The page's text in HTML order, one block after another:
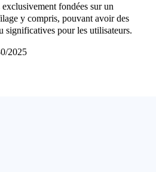
transmises par les
à des méthodes de
les transformer de manière
de caractères. Une fois
nom@email.com devient
fondées sur un
y compris, pouvant avoir des
significatives pour les utilisateurs.
2025